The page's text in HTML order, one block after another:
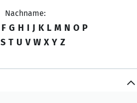
Nachname:
F G H I J K L M N O P
S T U V W X Y Z